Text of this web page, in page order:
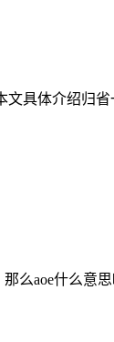
具体介绍归
么aoe什么